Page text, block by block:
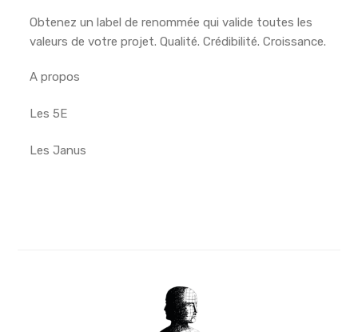
Obtenez un label de renommée qui valide toutes les
valeurs de votre projet. Qualité. Crédibilité. Croissance.
A propos
Les 5E
Les Janus